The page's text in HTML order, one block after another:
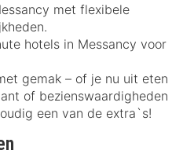
met flexibele
hotels in Messancy voor
gemak – of je nu uit eten
of bezienswaardigheden
een van de extra`s!